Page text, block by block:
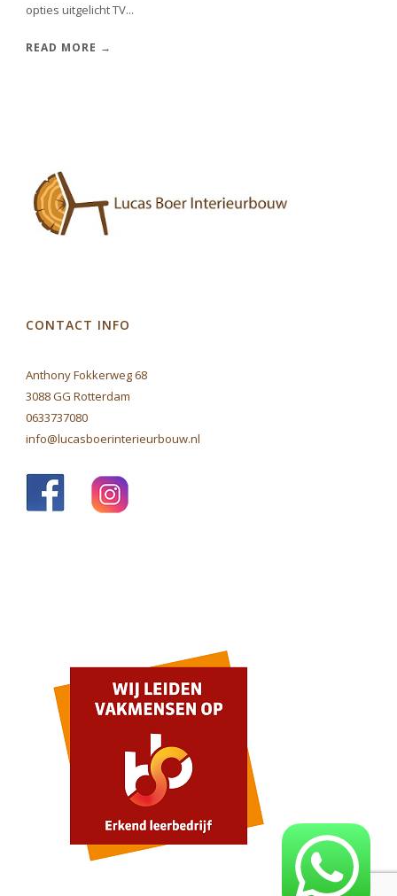
opties uitgelicht TV...
READ MORE →
CONTACT INFO
Anthony Fokkerweg 68
3088 GG Rotterdam
0633737080
info@lucasboerinterieurbouw.nl